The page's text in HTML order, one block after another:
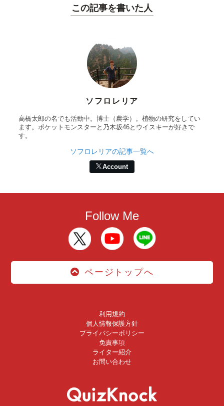
この記事を書いた人
ソフロレリア
高橋太郎の名でも活動中。博士（農学）。植物の研究をしてい
ます。ポケットモンスターと乃木坂46とウイスキーが好きで
す。
ソフロレリアの記事一覧へ
Account
Follow Me
ページトップへ
利用規約
個人情報保護方針
プライバシーポリシー
免責事項
ライター紹介
お問い合わせ